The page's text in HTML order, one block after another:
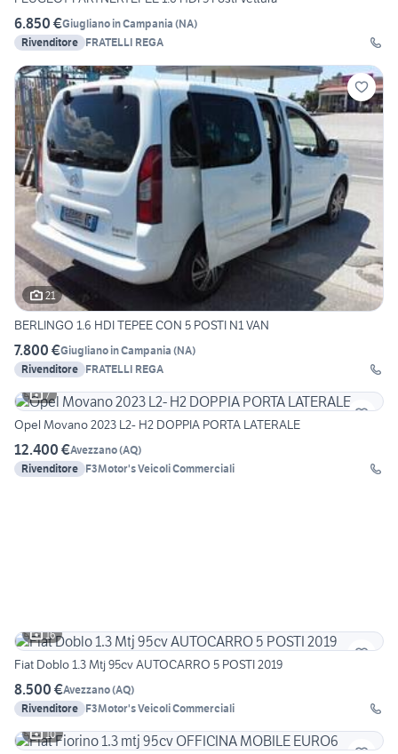
6.850 €Giugliano in Campania (NA)
Rivenditore FRATELLI REGA
21
BERLINGO 1.6 HDI TEPEE CON 5 POSTI N1 VAN
7.800 €Giugliano in Campania (NA)
Rivenditore FRATELLI REGA
7
Opel Movano 2023 L2- H2 DOPPIA PORTA LATERALE
12.400 €Avezzano(AQ)
Rivenditore F3Motor's Veicoli Commerciali
16
Fiat Doblo 1.3 Mtj 95cv AUTOCARRO 5 POSTI 2019
8.500 €Avezzano(AQ)
Rivenditore F3Motor's Veicoli Commerciali
10